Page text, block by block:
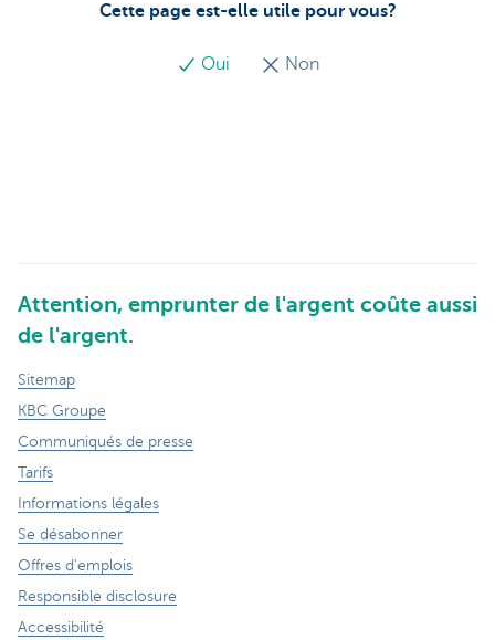
Cette page est-elle utile pour vous?
Oui Non
Attention, emprunter de l'argent coûte aussi
de l'argent.
Sitemap
KBC Groupe
Communiqués de presse
Tarifs
Informations légales
Se désabonner
Offres d'emplois
Responsible disclosure
Accessibilité